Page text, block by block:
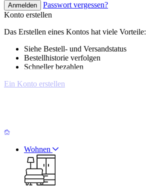
Anmelden
Passwort vergessen?
Konto erstellen
Das Erstellen eines Kontos hat viele Vorteile:
Siehe Bestell- und Versandstatus
Bestellhistorie verfolgen
Schneller bezahlen
Ein Konto erstellen
Wohnen